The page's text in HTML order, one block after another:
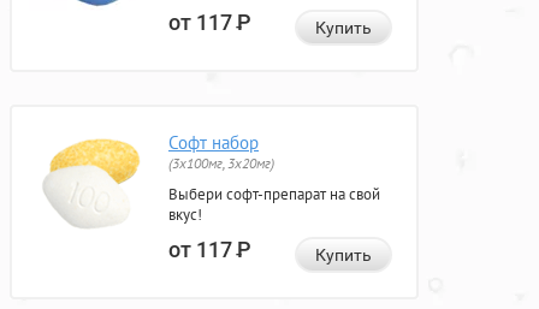
от 117Р Купить
Софт набор
(3x100мг, 3x20мг)
Выбери софт-препарат на свой
вкус!
от 117Р Купить